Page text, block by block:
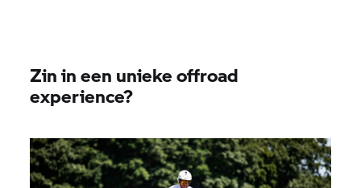
Zin in een unieke offroad
experience?